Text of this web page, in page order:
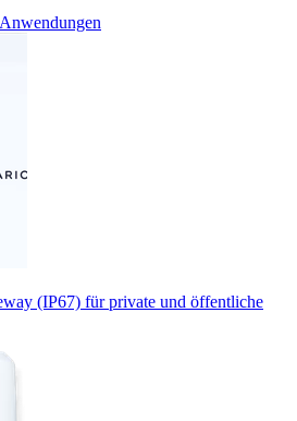
Anwendungen
(IP67) für private und öffentliche